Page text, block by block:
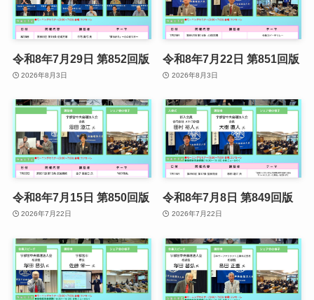
令和8年7月29日 第852回版
2026年8月3日
令和8年7月22日 第851回版
2026年8月3日
令和8年7月15日 第850回版
2026年7月22日
令和8年7月8日 第849回版
2026年7月22日